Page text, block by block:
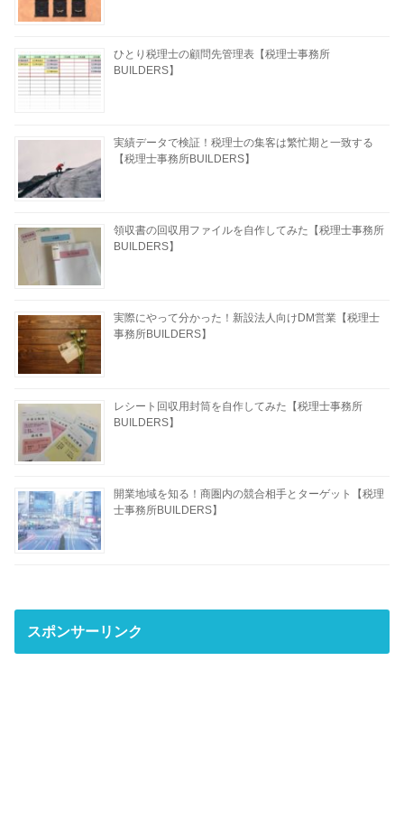
ひとり税理士の顧問先管理表【税理士事務所
BUILDERS】
実績データで検証！税理士の集客は繁忙期と一致する
【税理士事務所BUILDERS】
領収書の回収用ファイルを自作してみた【税理士事務所
BUILDERS】
実際にやって分かった！新設法人向けDM営業【税理士
事務所BUILDERS】
レシート回収用封筒を自作してみた【税理士事務所
BUILDERS】
開業地域を知る！商圏内の競合相手とターゲット【税理
士事務所BUILDERS】
スポンサーリンク